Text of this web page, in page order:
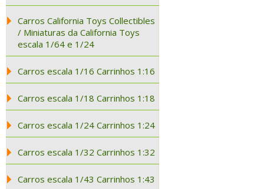
Carros California Toys Collectibles
/ Miniaturas da California Toys
escala 1/64 e 1/24
Carros escala 1/16 Carrinhos 1:16
Carros escala 1/18 Carrinhos 1:18
Carros escala 1/24 Carrinhos 1:24
Carros escala 1/32 Carrinhos 1:32
Carros escala 1/43 Carrinhos 1:43